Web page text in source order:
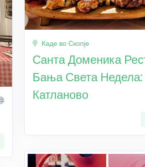
Каде во Скопје
Санта Доменика
Бања Света Недела:
Катланово